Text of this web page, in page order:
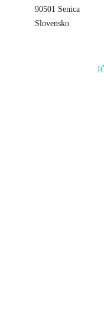
90501 Senica
Slovensko